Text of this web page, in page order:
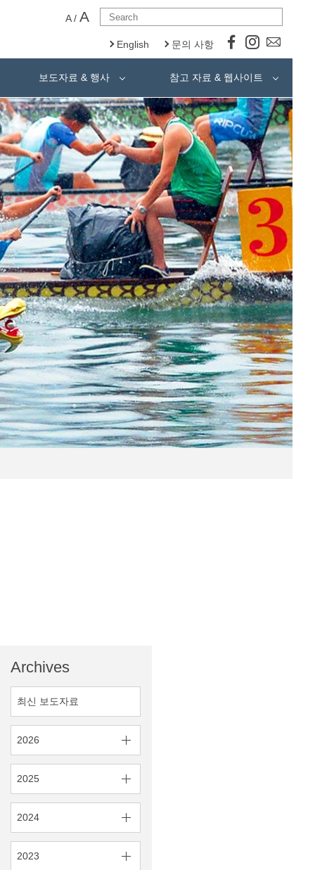
A/ A
English 문의 사항
보도자료 & 행사 참고 자료 & 웹사이트
Archives
최신 보도자료
2026
2025
2024
2023